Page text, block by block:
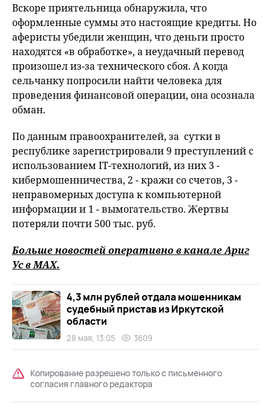
Вскоре приятельница обнаружила, что
оформленные суммы это настоящие кредиты. Но
аферисты убедили женщин, что деньги просто
находятся «в обработке», а неудачный перевод
произошел из-за технического сбоя. А когда
сельчанку попросили найти человека для
проведения финансовой операции, она осознала
обман.
По данным правоохранителей, за сутки в
республике зарегистрировали 9 преступлений с
использованием IT-технологий, из них 3 -
кибермошенничества, 2 - кражи со счетов, 3 -
неправомерных доступа к компьютерной
информации и 1 - вымогательство. Жертвы
потеряли почти 500 тыс. руб.
Больше новостей оперативно в канале Ариг
Ус вMAХ.
4,3 млн рублей отдала мошенникам
судебный пристав из Иркутской
области
28 мая, 13:05 3609
Копирование разрешено только с письменного
согласия главного редактора